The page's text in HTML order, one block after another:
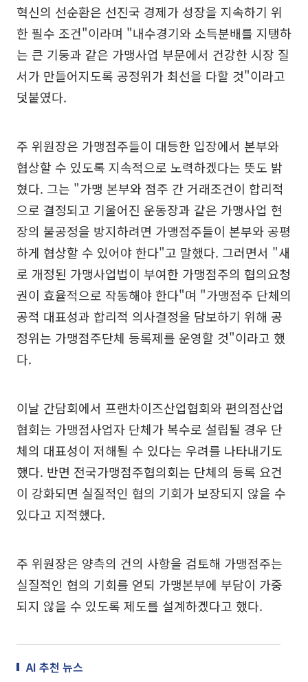
혁신의 선순환은 선진국 경제가 성장을 지속하기 위
한 필수 조건"이라며 "내수경기와 소득분배를 지탱하
는 큰 기둥과 같은 가맹사업 부문에서 건강한 시장 질
서가 만들어지도록 공정위가 최선을 다할 것"이라고
덧붙였다.
주 위원장은 가맹점주들이 대등한 입장에서 본부와
협상할 수 있도록 지속적으로 노력하겠다는 뜻도 밝
혔다. 그는 "가맹 본부와 점주 간 거래조건이 합리적
으로 결정되고 기울어진 운동장과 같은 가맹사업 현
장의 불공정을 방지하려면 가맹점주들이 본부와 공평
하게 협상할 수 있어야 한다"고 말했다. 그러면서 "새
로 개정된 가맹사업법이 부여한 가맹점주의 협의요청
권이 효율적으로 작동해야 한다"며 "가맹점주 단체의
공적 대표성과 합리적 의사결정을 담보하기 위해 공
정위는 가맹점주단체 등록제를 운영할 것"이라고 했
다.
이날 간담회에서 프랜차이즈산업협회와 편의점산업
협회는 가맹점사업자 단체가 복수로 설립될 경우 단
체의 대표성이 저해될 수 있다는 우려를 나타내기도
했다. 반면 전국가맹점주협의회는 단체의 등록 요건
이 강화되면 실질적인 협의 기회가 보장되지 않을 수
있다고 지적했다.
주 위원장은 양측의 건의 사항을 검토해 가맹점주는
실질적인 협의 기회를 얻되 가맹본부에 부담이 가중
되지 않을 수 있도록 제도를 설계하겠다고 했다.
AI 추천 뉴스